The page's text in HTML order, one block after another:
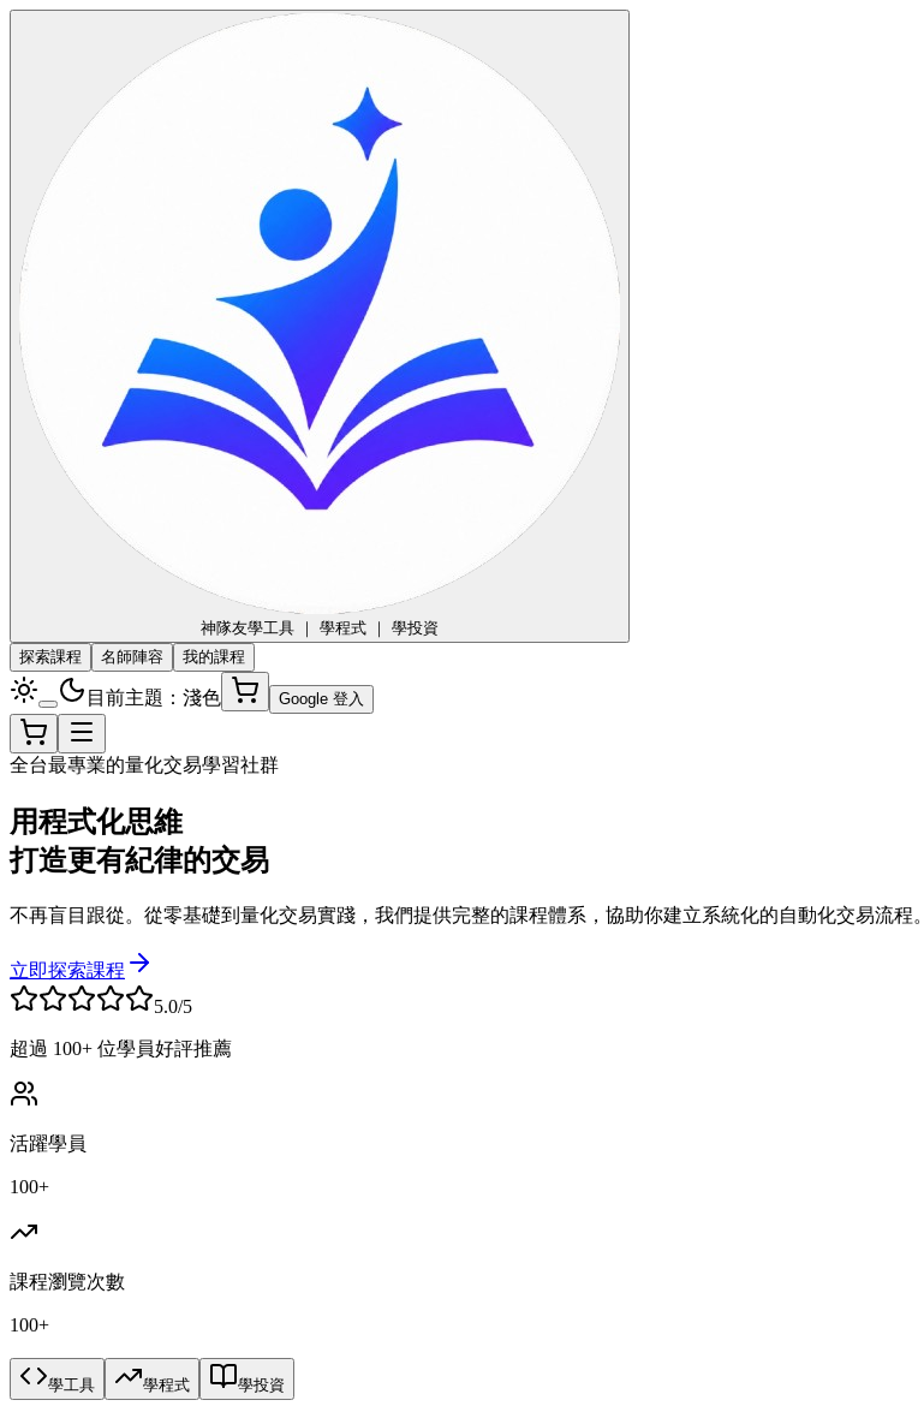
神隊友學工具 ｜ 學程式 ｜ 學投資
探索課程
名師陣容 我的課程
目前主題：淺色 Google 登入
全台最專業的量化交易學習社群
用程式化思維
打造更有紀律的交易
不再盲目跟從。從零基礎到量化交易實踐，我們提供完整的課程體系，協助你建立系統化的自動化交易流程。
立即探索課程
5.0/5
超過 100+ 位學員好評推薦
活躍學員
100+
課程瀏覽次數
100+
學工具 學程式 學投資